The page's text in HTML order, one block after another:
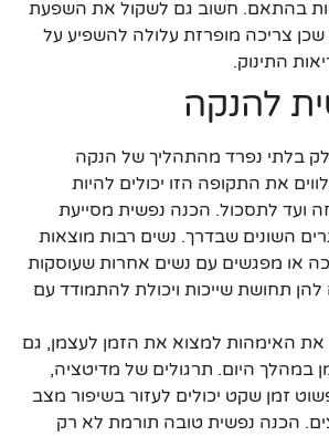
בהתאם. חשוב גם לשקול את השפעת
שכן צריכה מופרזת עלולה להשפיע על
התינוק.
להנקה
בלתי נפרד מהתהליך של הנקה
את התקופה הזו יכולים להיות
ועד לתסכול. הכנה נפשית מסייעת
השונים שבדרך. נשים רבות מוצאות
או מפגשים עם נשים אחרות שעוסקות
תחושת שייכות ויכולת להתמודד עם
את האימהות למצוא את הזמן לעצמן, גם
במהלך היום. תרגולים של מדיטציה,
זמן שקט יכולים לעזור בשיפור מצב
הכנה נפשית טובה תורמת לא רק